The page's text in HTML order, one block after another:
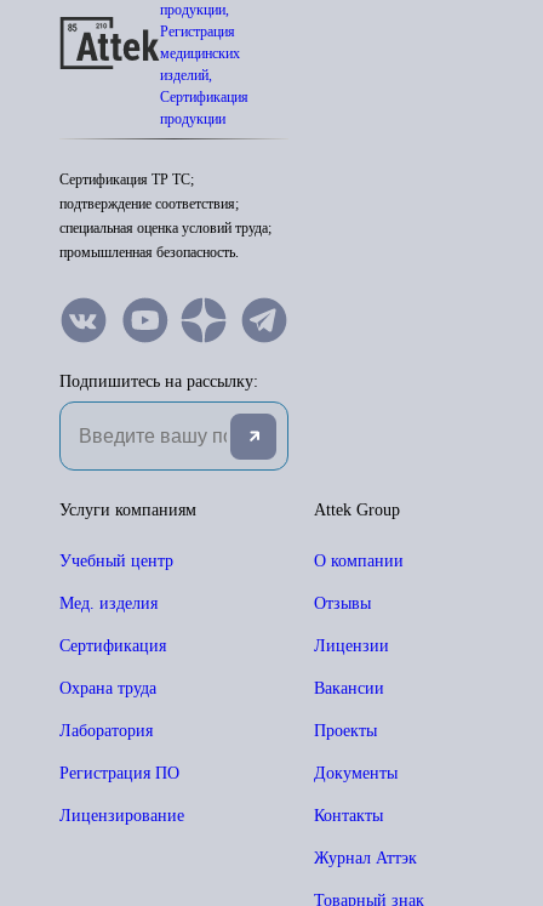
продукции,
Регистрация
медицинских
изделий,
Сертификация
продукции
Сертификация ТР ТС;
подтверждение соответствия;
специальная оценка условий труда;
промышленная безопасность.
Подпишитесь на рассылку:
Attek Group
О компании
Отзывы
Лицензии
Вакансии
Проекты
Документы
Контакты
Журнал Аттэк
Товарный знак
Услуги компаниям
Учебный центр
Мед. изделия
Сертификация
Охрана труда
Лаборатория
Регистрация ПО
Лицензирование